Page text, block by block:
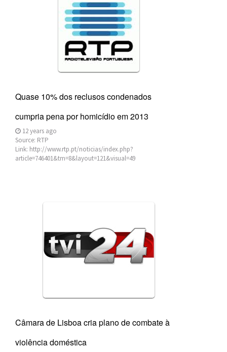
Quase 10% dos reclusos condenados
cumpria pena por homicídio em 2013
12 years ago
Source: RTP
Link: http://www.rtp.pt/noticias/index.php?
article=746401&tm=8&layout=121&visual=49
Câmara de Lisboa cria plano de combate à
violência doméstica